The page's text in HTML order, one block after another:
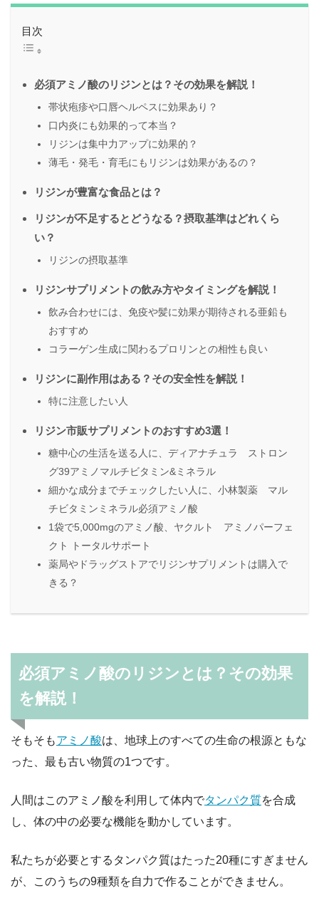
目次
必須アミノ酸のリジンとは？その効果を解説！
帯状疱疹や口唇ヘルペスに効果あり？
口内炎にも効果的って本当？
リジンは集中力アップに効果的？
薄毛・発毛・育毛にもリジンは効果があるの？
リジンが豊富な食品とは？
リジンが不足するとどうなる？摂取基準はどれくら
い？
リジンの摂取基準
リジンサプリメントの飲み方やタイミングを解説！
飲み合わせには、免疫や髪に効果が期待される亜鉛も
おすすめ
コラーゲン生成に関わるプロリンとの相性も良い
リジンに副作用はある？その安全性を解説！
特に注意したい人
リジン市販サプリメントのおすすめ3選！
糖中心の生活を送る人に、ディアナチュラ ストロン
グ39アミノマルチビタミン&ミネラル
細かな成分までチェックしたい人に、小林製薬 マル
チビタミンミネラル必須アミノ酸
1袋で5,000mgのアミノ酸、ヤクルト アミノパーフェ
クト トータルサポート
薬局やドラッグストアでリジンサプリメントは購入で
きる？
必須アミノ酸のリジンとは？その効果
を解説！
そもそもアミノ酸は、地球上のすべての生命の根源ともな
った、最も古い物質の1つです。
人間はこのアミノ酸を利用して体内でタンパク質を合成
し、体の中の必要な機能を動かしています。
私たちが必要とするタンパク質はたった20種にすぎません
が、このうちの9種類を自力で作ることができません。